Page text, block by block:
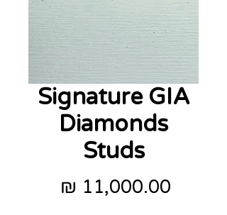
Signature GIA
Diamonds
Studs